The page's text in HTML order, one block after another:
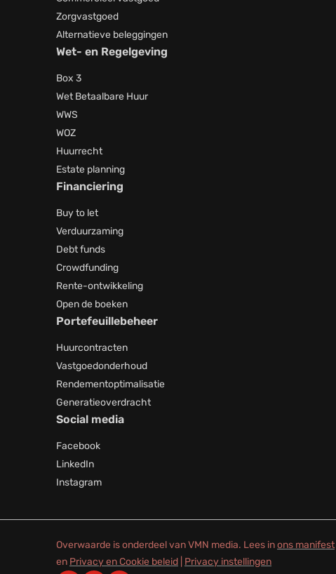
Zorgvastgoed
Alternatieve beleggingen
Wet- en Regelgeving
Box 3
Wet Betaalbare Huur
WWS
WOZ
Huurrecht
Estate planning
Financiering
Buy to let
Verduurzaming
Debt funds
Crowdfunding
Rente-ontwikkeling
Open de boeken
Portefeuillebeheer
Huurcontracten
Vastgoedonderhoud
Rendementoptimalisatie
Generatieoverdracht
Social media
Facebook
LinkedIn
Instagram
Overwaarde is onderdeel van VMN media. Lees inons manifest
en Privacy en Cookie beleid Privacy instellingen